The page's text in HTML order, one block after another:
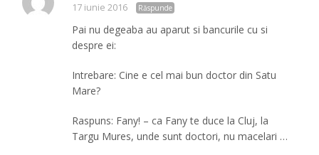
17 iunie 2016 Răspunde
Pai nu degeaba au aparut si bancurile cu si
despre ei:
Intrebare: Cine e cel mai bun doctor din Satu
Mare?
Raspuns: Fany! – ca Fany te duce la Cluj, la
Targu Mures, unde sunt doctori, nu macelari …